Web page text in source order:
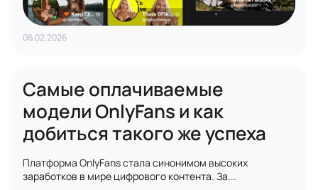
06.02.2026
Самые оплачиваемые
модели OnlyFans и как
добиться такого же успеха
Платформа OnlyFans стала синонимом высоких
заработков в мире цифрового контента. За...